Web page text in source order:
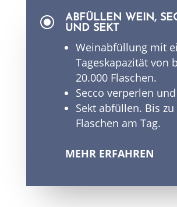
\
ABFÜLLEN WEIN,
UND SEKT
Weinabfüllung mit
Tageskapazität von
20.000 Flaschen.
Secco verperlen
Sekt abfüllen. Bis
Flaschen am Tag.
MEHR ERFAHREN